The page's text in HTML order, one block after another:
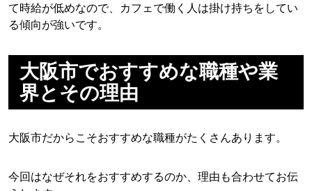
て時給が低めなので、カフェで働く人は掛け持ちをしてい
る傾向が強いです。
大阪市でおすすめな職種や業
界とその理由
大阪市だからこそおすすめな職種がたくさんあります。
今回はなぜそれをおすすめするのか、理由も合わせてお伝